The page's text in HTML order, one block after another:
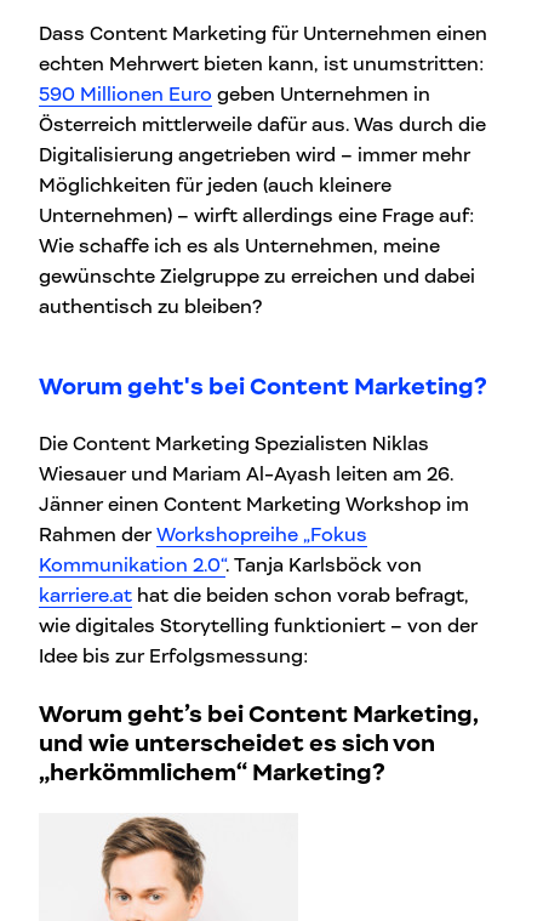
Dass Content Marketing für Unternehmen einen
echten Mehrwert bieten kann, ist unumstritten:
590 Millionen Euro geben Unternehmen in
Österreich mittlerweile dafür aus. Was durch die
Digitalisierung angetrieben wird – immer mehr
Möglichkeiten für jeden (auch kleinere
Unternehmen) – wirft allerdings eine Frage auf:
Wie schaffe ich es als Unternehmen, meine
gewünschte Zielgruppe zu erreichen und dabei
authentisch zu bleiben?
Worum geht's bei Content Marketing?
Die Content Marketing Spezialisten Niklas
Wiesauer und Mariam Al-Ayash leiten am 26.
Jänner einen Content Marketing Workshop im
Rahmen derWorkshopreihe „Fokus
Kommunikation 2.0“. Tanja Karlsböck von
karriere.at hat die beiden schon vorab befragt,
wie digitales Storytelling funktioniert – von der
Idee bis zur Erfolgsmessung:
Worum geht’s bei Content Marketing,
und wie unterscheidet es sich von
„herkömmlichem“ Marketing?